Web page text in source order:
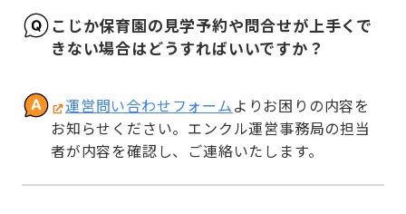
こじか保育園の見学予約や問合せが上手くで
きない場合はどうすればいいですか？
運営問い合わせフォームよりお困りの内容を
お知らせください。エンクル運営事務局の担当
者が内容を確認し、ご連絡いたします。